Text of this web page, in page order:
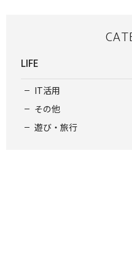
LIFE
IT活用
その他
遊び・旅行